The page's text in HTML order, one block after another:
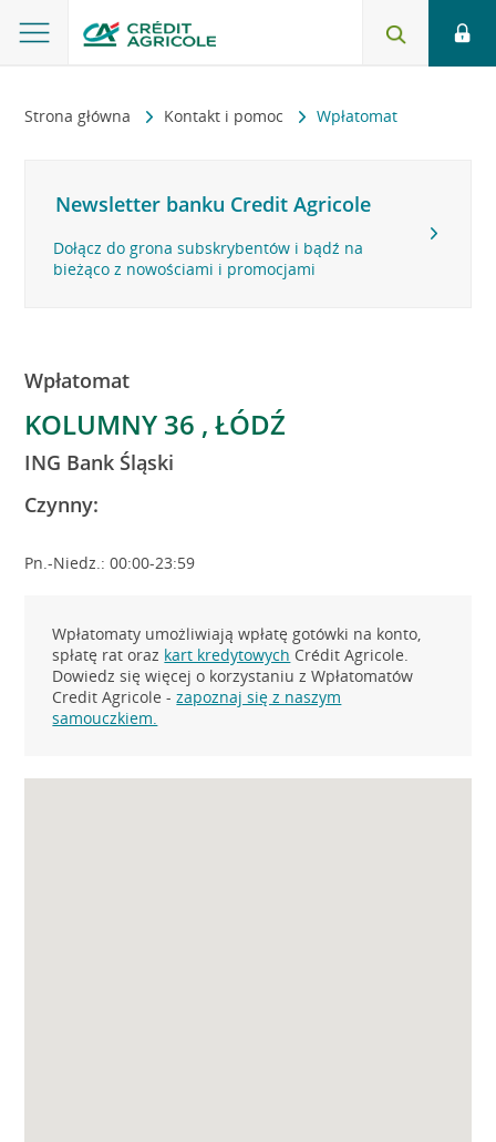
Strona główna Kontakt i pomoc Wpłatomat
Newsletter banku Credit Agricole
Dołącz do grona subskrybentów i bądź na
bieżąco z nowościami i promocjami
Wpłatomat
KOLUMNY 36 , ŁÓDŹ
ING Bank Śląski
Czynny:
Pn.-Niedz.: 00:00-23:59
Wpłatomaty umożliwiają wpłatę gotówki na konto,
spłatę rat oraz kart kredytowych Crédit Agricole.
Dowiedz się więcej o korzystaniu z Wpłatomatów
Credit Agricole -zapoznaj się z naszym
samouczkiem.